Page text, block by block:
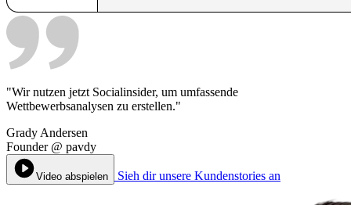
"Wir nutzen jetzt Socialinsider, um umfassende
Wettbewerbsanalysen zu erstellen."
Grady Andersen
Founder@ pavdy
Video abspielen Sieh dir unsere Kundenstories an